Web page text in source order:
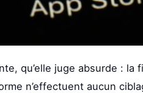
qu’elle juge absurde :
n’effectuent aucun